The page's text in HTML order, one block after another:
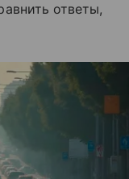
ответы,